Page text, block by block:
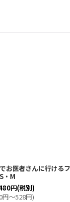
お医者さんに行けるフ
・M
円(税別)
円～528円)